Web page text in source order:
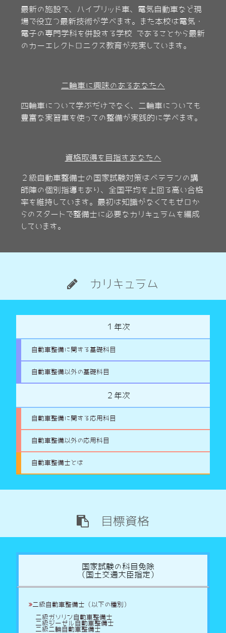
最新の施設で、ハイブリッド車、電気自動車など現
場で役立つ最新技術が学べます。また本校は電気・
電子の専門学科を併設する学校 であることから最新
のカーエレクトロニクス教育が充実しています。
二輪車に興味のあるあなたへ
四輪車について学ぶだけでなく、二輪車についても
豊富な実習車を使っての整備が実践的に学べます。
資格取得を目指すあなたへ
２級自動車整備士の国家試験対策はベテランの講
師陣の個別指導もあり、全国平均を上回る高い合格
率を維持しています。最初は知識がなくてもゼロか
らのスタートで整備士に必要なカリキュラムを編成
しています。
カリキュラム
１年次
自動車整備に関する基礎科目
自動車整備以外の基礎科目
２年次
自動車整備に関する応用科目
自動車整備以外の応用科目
自動車整備士とは
目標資格
国家試験の科目免除
（国土交通大臣指定）
二級自動車整備士（以下の種別）
二級ガソリン自動車整備士
二級ジーゼル自動車整備士
二級二輪自動車整備士